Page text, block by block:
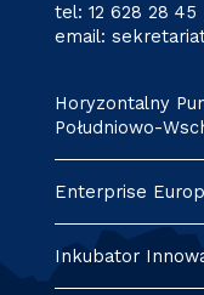
tel: 12 628 28 45
email:
Horyzontalny
Południowo-
Enterprise
Inkubator